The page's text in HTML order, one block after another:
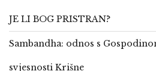
JE LI BOG PRISTRAN?
Sambandha: odnos s
svjesnosti Krišne